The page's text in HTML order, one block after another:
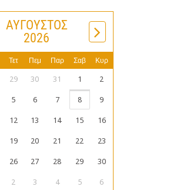
ΑΎΓΟΥΣΤΟΣ
2026
Τετ Πεμ Παρ Σαβ Κυρ
29 30 31 1 2
5 6 7 8 9
12 13 14 15 16
19 20 21 22 23
26 27 28 29 30
2 3 4 5 6